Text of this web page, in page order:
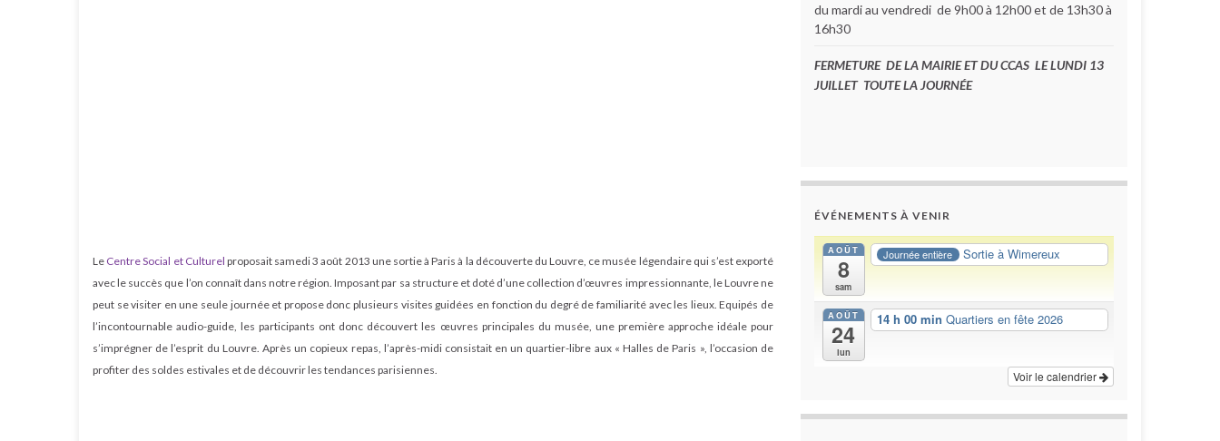
Le Centre Social et Culturel proposait samedi 3 août 2013 une sortie à Paris à la découverte du Louvre, ce musée légendaire qui s’est exporté
avec le succès que l’on connaît dans notre région. Imposant par sa structure et doté d’une collection d’œuvres impressionnante, le Louvre ne
peut se visiter en une seule journée et propose donc plusieurs visites guidées en fonction du degré de familiarité avec les lieux. Equipés de
l’incontournable audio-guide, les participants ont donc découvert les œuvres principales du musée, une première approche idéale pour
s’imprégner de l’esprit du Louvre. Après un copieux repas, l’après-midi consistait en un quartier-libre aux « Halles de Paris », l’occasion de
profiter des soldes estivales et de découvrir les tendances parisiennes.
du mardi au vendredi de 9h00 à 12h00 et de 13h30 à
16h30
FERMETURE DE LA MAIRIE ET DU CCAS LE LUNDI 13
JUILLET TOUTE LA JOURNÉE
ÉVÉNEMENTS À VENIR
AOÛT
8
sam
Journée entière Sortie à Wimereux
AOÛT
24
lun
14 h 00 min Quartiers en fête 2026
Voir le calendrier